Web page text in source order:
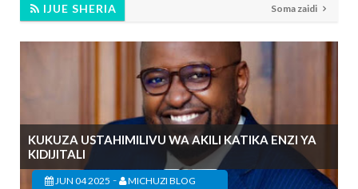
IJUE SHERIA Soma zaidi
KUKUZA USTAHIMILIVU WA AKILI KATIKA ENZI YA
KIDIJITALI
JUN 04 2025 - MICHUZI BLOG